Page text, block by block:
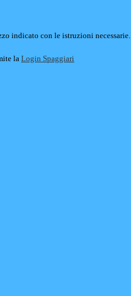
indicato con le istruzioni necessarie.
la Login Spaggiari